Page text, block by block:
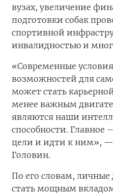
вузах, увеличение
подготовки собак
спортивной
инвалидностью и
«Современные
возможностей для
может стать
менее важным
являются наши
способности. Главное
цели и идти к ним», —
Головин.
По его словам,
стать мощным